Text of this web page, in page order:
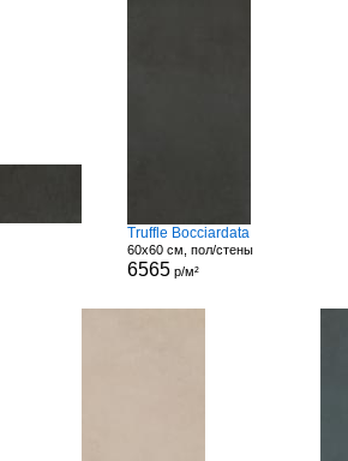
Truffle Bocciardata
60x60 см, пол/стены
6565 р/м²